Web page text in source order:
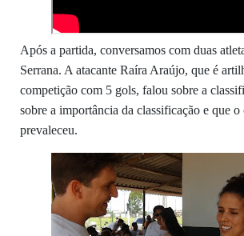
Após a partida, conversamos com duas
Serrana. A atacante Raíra Araújo, que é
competição com 5 gols, falou sobre a
sobre a importância da classificação e que
prevaleceu.